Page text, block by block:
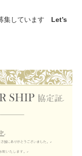
集しています Let’s